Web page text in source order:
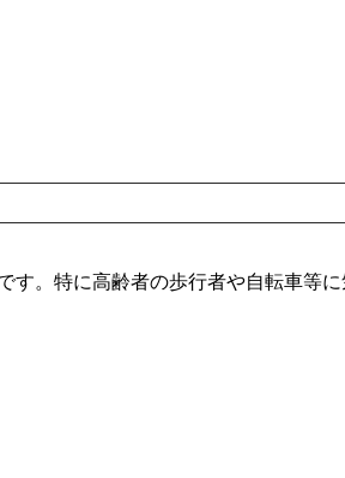
す。特に高齢者の歩行者や自転車等